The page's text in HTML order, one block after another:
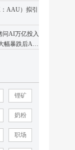
AAU）拟引
问AI万亿投入
幅暴跌后AI
锂矿
奶粉
职场